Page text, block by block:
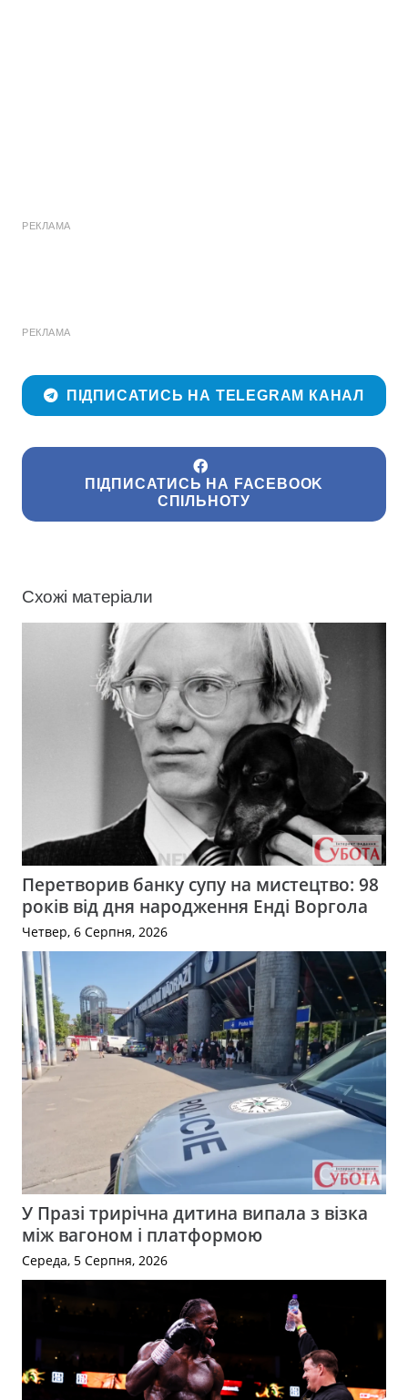
РЕКЛАМА
РЕКЛАМА
ПІДПИСАТИСЬ НА TELEGRAM КАНАЛ
ПІДПИСАТИСЬ НА FACEBOOK
СПІЛЬНОТУ
Схожі матеріали
Перетворив банку супу на мистецтво: 98
років від дня народження Енді Воргола
Четвер, 6 Серпня, 2026
У Празі трирічна дитина випала з візка
між вагоном і платформою
Середа, 5 Серпня, 2026